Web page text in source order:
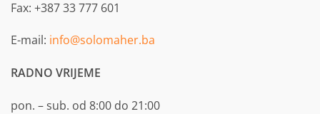
Fax: +387 33 777 601
E-mail: info@solomaher.ba
RADNO VRIJEME
pon. – sub. od 8:00 do 21:00